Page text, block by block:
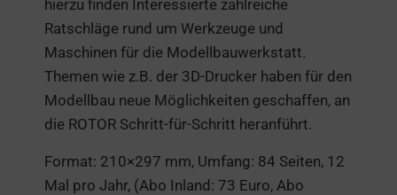
hierzu finden Interessierte zahlreiche
Ratschläge rund um Werkzeuge und
Maschinen für die Modellbauwerkstatt.
Themen wie z.B. der 3D-Drucker haben für den
Modellbau neue Möglichkeiten geschaffen, an
die ROTOR Schritt-für-Schritt heranführt.
Format: 210×297 mm, Umfang: 84 Seiten, 12
Mal pro Jahr, (Abo Inland: 73 Euro, Abo